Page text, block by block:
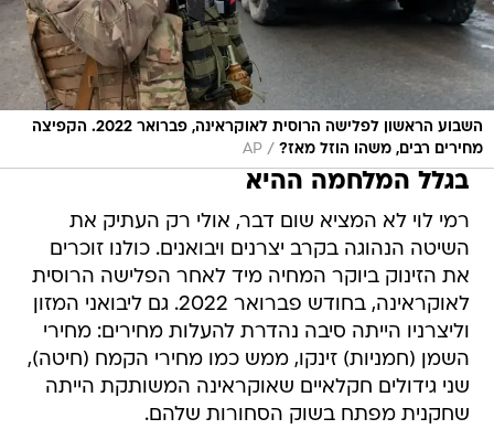
השבוע הראשון לפלישה הרוסית לאוקראינה, פברואר 2022. הקפיצה
מחירים רבים, משהו הוזל מאז? /
AP
בגלל המלחמה ההיא
רמי לוי לא המציא שום דבר, אולי רק העתיק את
השיטה הנהוגה בקרב יצרנים ויבואנים. כולנו זוכרים
את הזינוק ביוקר המחיה מיד לאחר הפלישה הרוסית
לאוקראינה, בחודש פברואר 2022. גם ליבואני המזון
וליצרניו הייתה סיבה נהדרת להעלות מחירים: מחירי
השמן (חמניות) זינקו, ממש כמו מחירי הקמח (חיטה),
שני גידולים חקלאיים שאוקראינה המשותקת הייתה
שחקנית מפתח בשוק הסחורות שלהם.